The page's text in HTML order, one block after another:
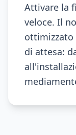
Attivare la
veloce. Il
di attesa: